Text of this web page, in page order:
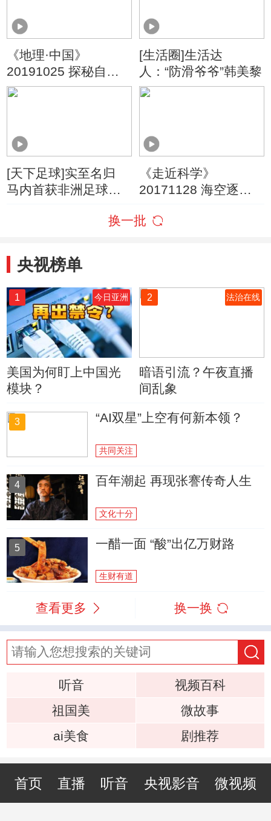
《地理·中国》
20191025 探秘自然
保护区·岛链奇观
[生活圈]生活达
人：“防滑爷爷”韩美黎
[天下足球]实至名归
马内首获非洲足球先
《走近科学》
20171128 海空逐梦
换一批
央视榜单
1 今日亚洲
美国为何盯上中国光
模块？
2 法治在线
暗语引流？午夜直播
间乱象
3 “AI双星”上空有何新本领？
共同关注
4 百年潮起 再现张謇传奇人生
文化十分
5 一醋一面 “酸”出亿万财路
生财有道
查看更多 换一换
听音
视频百科
祖国美
微故事
ai美食
剧推荐
首页 直播 听音 央视影音 微视频